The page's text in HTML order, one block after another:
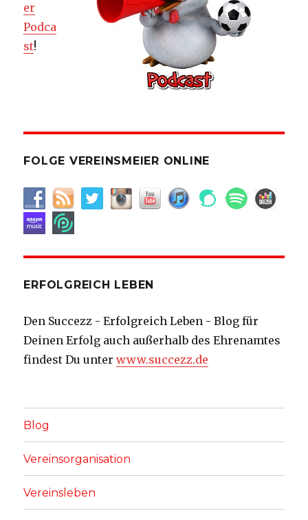
er
Podca
st!
FOLGE VEREINSMEIER ONLINE
ERFOLGREICH LEBEN
Den Succezz - Erfolgreich Leben - Blog für
Deinen Erfolg auch außerhalb des Ehrenamtes
findest Du unterwww.succezz.de
Blog
Vereinsorganisation
Vereinsleben